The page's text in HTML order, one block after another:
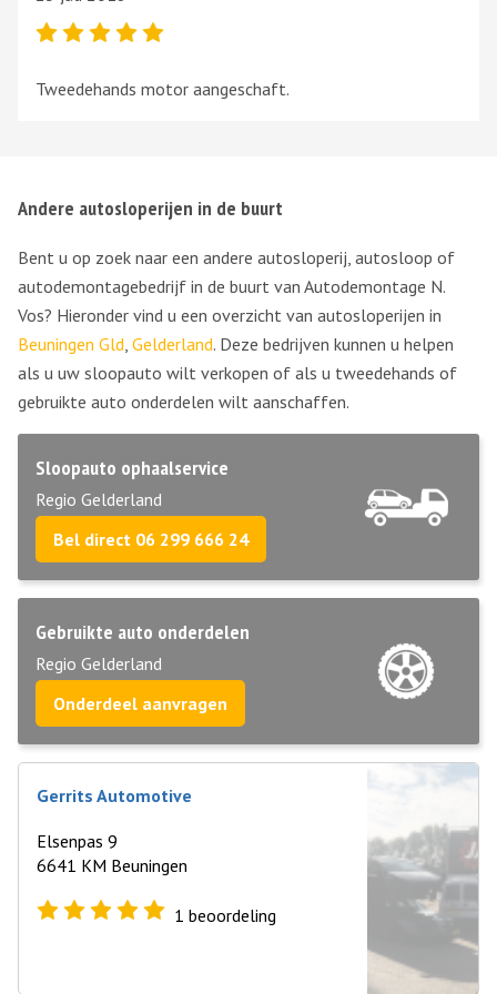
Tweedehands motor aangeschaft.
Andere autosloperijen in de buurt
Bent u op zoek naar een andere autosloperij, autosloop of
autodemontagebedrijf in de buurt van Autodemontage N.
Vos? Hieronder vind u een overzicht van autosloperijen in
Beuningen Gld, Gelderland. Deze bedrijven kunnen u helpen
als u uw sloopauto wilt verkopen of als u tweedehands of
gebruikte auto onderdelen wilt aanschaffen.
Sloopauto ophaalservice
Regio Gelderland
Bel direct 06 299 666 24
Gebruikte auto onderdelen
Regio Gelderland
Onderdeel aanvragen
Gerrits Automotive
Elsenpas 9
6641 KM Beuningen
1 beoordeling